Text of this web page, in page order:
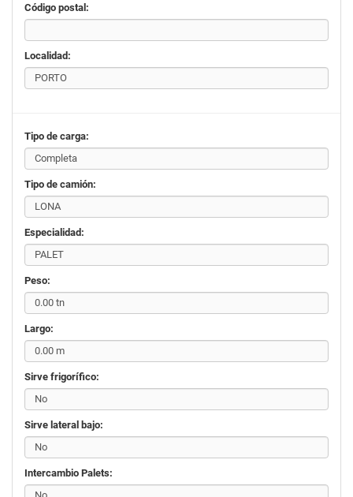
Código postal:
Localidad:
Tipo de carga:
Tipo de camión:
Especialidad:
Peso:
Largo:
Sirve frigorífico:
Sirve lateral bajo:
Intercambio Palets: